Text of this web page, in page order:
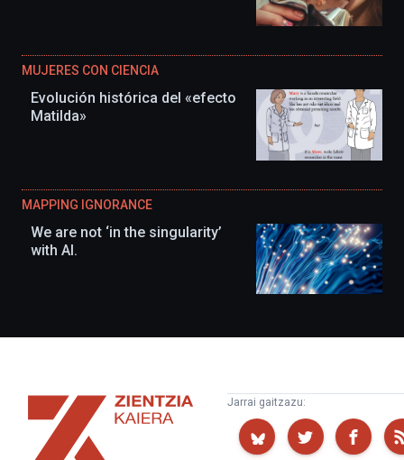
MUJERES CON CIENCIA
Evolución histórica del «efecto
Matilda»
MAPPING IGNORANCE
We are not ‘in the singularity’
with AI.
Zientzia
Kaiera
Jarrai gaitzazu: